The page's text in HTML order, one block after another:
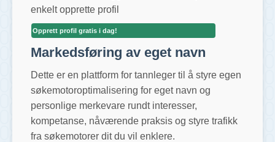
enkelt opprette profil
Opprett profil gratis i dag!
Markedsføring av eget navn
Dette er en plattform for tannleger til å styre egen
søkemotoroptimalisering for eget navn og
personlige merkevare rundt interesser,
kompetanse, nåværende praksis og styre trafikk
fra søkemotorer dit du vil enklere.